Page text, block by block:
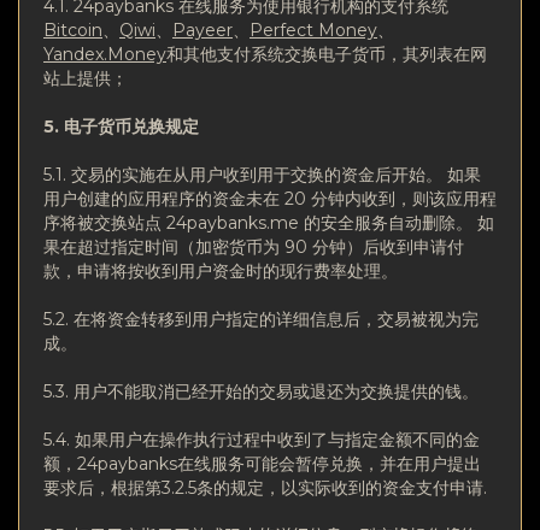
4.1. 24paybanks 在线服务为使用银行机构的支付系统
Bitcoin、 Qiwi、 Payeer、 Perfect Money、
Yandex.Money和其他支付系统交换电子货币，其列表在网
站上提供；
5. 电子货币兑换规定
5.1. 交易的实施在从用户收到用于交换的资金后开始。 如果
用户创建的应用程序的资金未在 20 分钟内收到，则该应用程
序将被交换站点 24paybanks.me 的安全服务自动删除。 如
果在超过指定时间（加密货币为 90 分钟）后收到申请付
款，申请将按收到用户资金时的现行费率处理。
5.2. 在将资金转移到用户指定的详细信息后，交易被视为完
成。
5.3. 用户不能取消已经开始的交易或退还为交换提供的钱。
5.4. 如果用户在操作执行过程中收到了与指定金额不同的金
额，24paybanks在线服务可能会暂停兑换，并在用户提出
要求后，根据第3.2.5条的规定，以实际收到的资金支付申请.